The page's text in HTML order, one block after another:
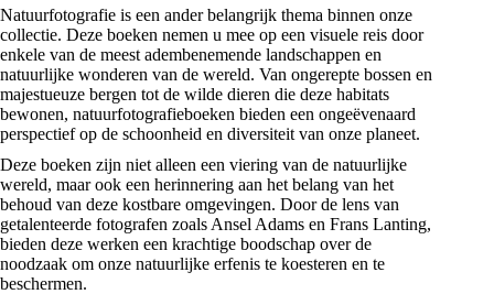
Natuurfotografie is een ander belangrijk thema binnen onze
collectie. Deze boeken nemen u mee op een visuele reis door
enkele van de meest adembenemende landschappen en
natuurlijke wonderen van de wereld. Van ongerepte bossen en
majestueuze bergen tot de wilde dieren die deze habitats
bewonen, natuurfotografieboeken bieden een ongeëvenaard
perspectief op de schoonheid en diversiteit van onze planeet.
Deze boeken zijn niet alleen een viering van de natuurlijke
wereld, maar ook een herinnering aan het belang van het
behoud van deze kostbare omgevingen. Door de lens van
getalenteerde fotografen zoals Ansel Adams en Frans Lanting,
bieden deze werken een krachtige boodschap over de
noodzaak om onze natuurlijke erfenis te koesteren en te
beschermen.